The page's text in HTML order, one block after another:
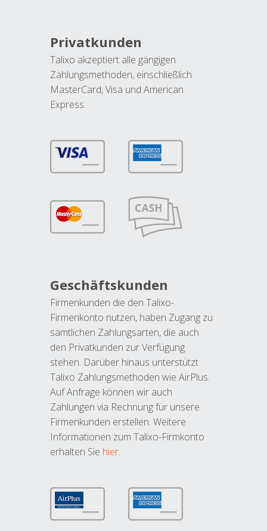
Privatkunden
Talixo akzeptiert alle gängigen
Zahlungsmethoden, einschließlich
MasterCard, Visa und American
Express.
Geschäftskunden
Firmenkunden die den Talixo-
Firmenkonto nutzen, haben Zugang zu
sämtlichen Zahlungsarten, die auch
den Privatkunden zur Verfügung
stehen. Darüber hinaus unterstützt
Talixo Zahlungsmethoden wie AirPlus.
Auf Anfrage können wir auch
Zahlungen via Rechnung für unsere
Firmenkunden erstellen. Weitere
Informationen zum Talixo-Firmkonto
erhalten Sie hier.